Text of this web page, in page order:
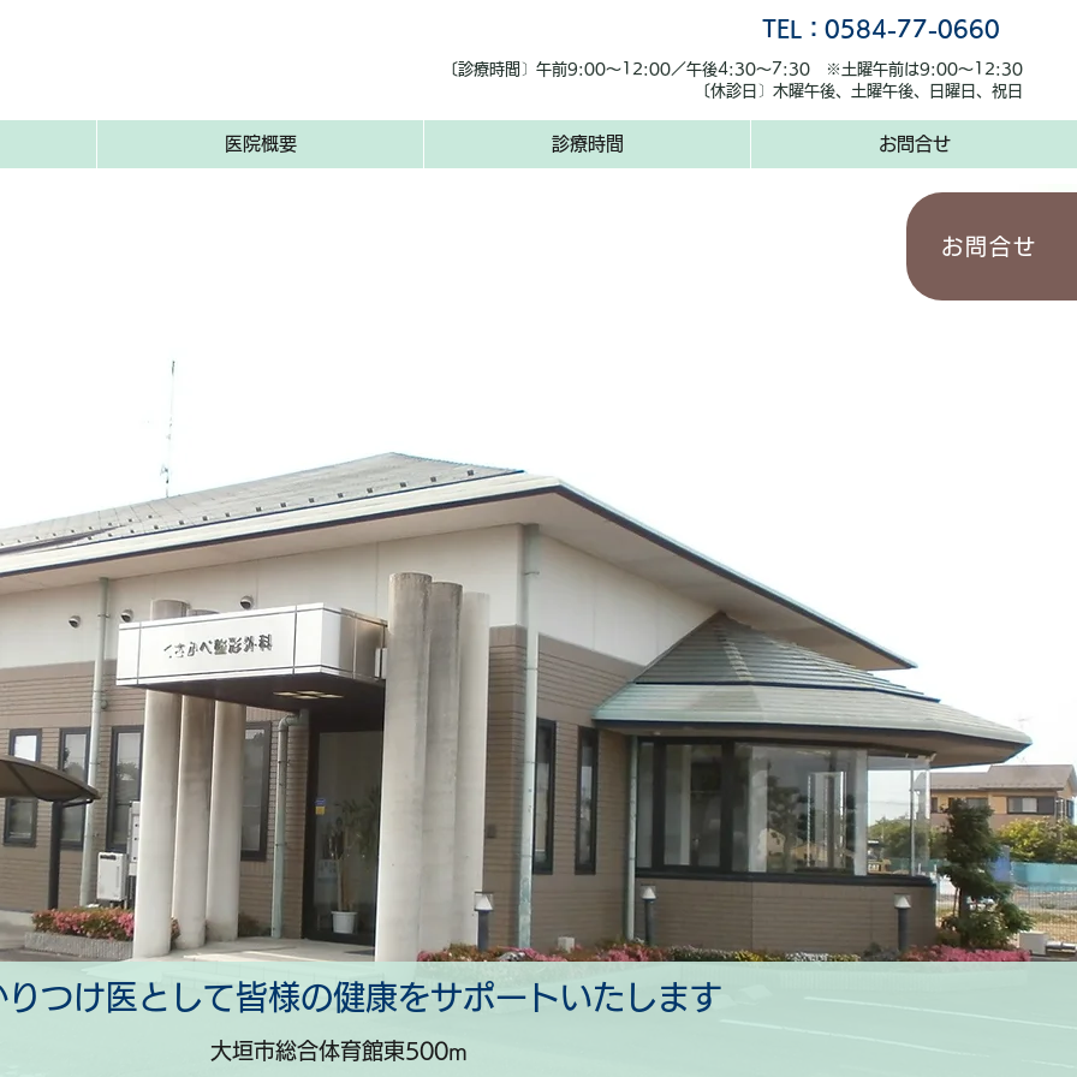
お問合せ
TEL：0584-77-0660
〔診療時間〕午前9:00～12:00／午後4:30～7:30
※土曜午前は9:00～12:30
〔休診日〕木曜午後、土曜午後、日曜日、祝日
医院概要 診療時間 お問合せ
つけ医として皆様の健康をサポートいたします
大垣市総合体育館東500m